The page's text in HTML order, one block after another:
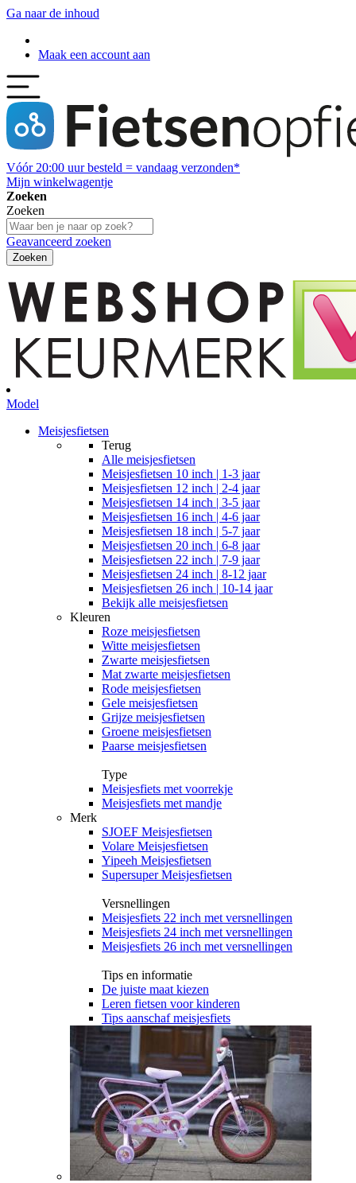
Ga naar de inhoud
Maak een account aan
Vóór 20:00 uur besteld = vandaag verzonden*
Mijn winkelwagentje
Zoeken
Zoeken
Geavanceerd zoeken
Zoeken
Model
Meisjesfietsen
Terug
Alle meisjesfietsen
Meisjesfietsen 10 inch | 1-3 jaar
Meisjesfietsen 12 inch | 2-4 jaar
Meisjesfietsen 14 inch | 3-5 jaar
Meisjesfietsen 16 inch | 4-6 jaar
Meisjesfietsen 18 inch | 5-7 jaar
Meisjesfietsen 20 inch | 6-8 jaar
Meisjesfietsen 22 inch | 7-9 jaar
Meisjesfietsen 24 inch | 8-12 jaar
Meisjesfietsen 26 inch | 10-14 jaar
Bekijk alle meisjesfietsen
Kleuren
Roze meisjesfietsen
Witte meisjesfietsen
Zwarte meisjesfietsen
Mat zwarte meisjesfietsen
Rode meisjesfietsen
Gele meisjesfietsen
Grijze meisjesfietsen
Groene meisjesfietsen
Paarse meisjesfietsen
Type
Meisjesfiets met voorrekje
Meisjesfiets met mandje
Merk
SJOEF Meisjesfietsen
Volare Meisjesfietsen
Yipeeh Meisjesfietsen
Supersuper Meisjesfietsen
Versnellingen
Meisjesfiets 22 inch met versnellingen
Meisjesfiets 24 inch met versnellingen
Meisjesfiets 26 inch met versnellingen
Tips en informatie
De juiste maat kiezen
Leren fietsen voor kinderen
Tips aanschaf meisjesfiets